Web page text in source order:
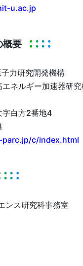
u.ac.jp
概要
子力研究開発機構
ネルギー加速器研
字白方2番地4
c/index.html
ンス研究科事務室